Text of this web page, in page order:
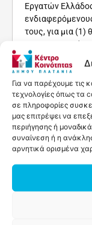
Για να παρέχουμε τις
τεχνολογίες όπως τα
σε πληροφορίες
μας επιτρέψει να
περιήγησης ή
συναίνεση ή η
αρνητικά ορισμένα
Εργατών
τους, για μια (1)
Περιφερειακό
Προηγούμενη